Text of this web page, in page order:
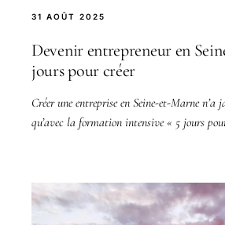
31 AOÛT 2025
Devenir entrepreneur en
jours pour créer
Créer une entreprise en Seine-et-Marne n’a
qu’avec la formation intensive « 5 jours